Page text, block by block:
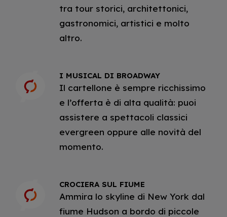
tra tour storici, architettonici,
gastronomici, artistici e molto
altro.
I MUSICAL DI BROADWAY
Il cartellone è sempre ricchissimo
e l’offerta è di alta qualità: puoi
assistere a spettacoli classici
evergreen oppure alle novità del
momento.
CROCIERA SUL FIUME
Ammira lo skyline di New York dal
fiume Hudson a bordo di piccole